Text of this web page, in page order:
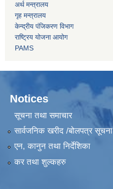
अर्थ मन्त्रालय
गृह मन्त्रालय
केन्द्रीय पंजिकरण विभाग
राष्ट्रिय योजना आयोग
PAMS
Notices
सूचना तथा समाचार
सार्वजनिक खरीद /बोलपत्र सूचना
एन, कानुन तथा निर्देशिका
कर तथा शुल्कहरु